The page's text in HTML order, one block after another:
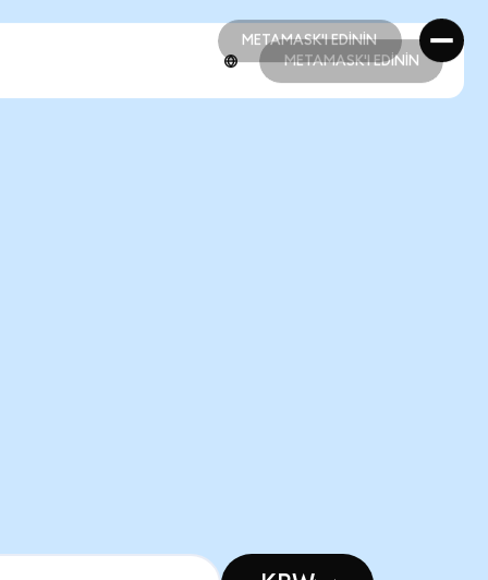
METAMASK'I EDİNİN
METAMASK'I EDİNİN
METAMASK'I EDİNİN